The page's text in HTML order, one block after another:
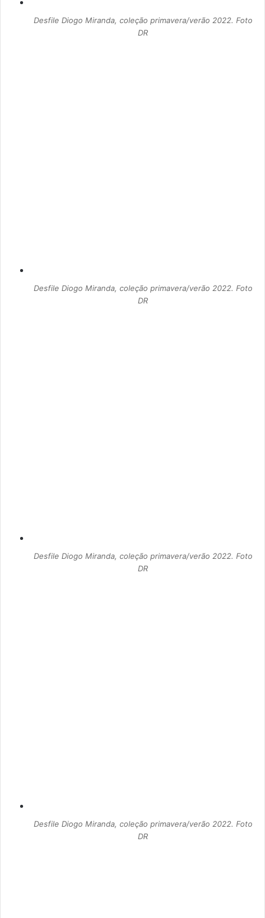
Desfile Diogo Miranda, coleção primavera/verão 2022. Foto
DR
Desfile Diogo Miranda, coleção primavera/verão 2022. Foto
DR
Desfile Diogo Miranda, coleção primavera/verão 2022. Foto
DR
Desfile Diogo Miranda, coleção primavera/verão 2022. Foto
DR